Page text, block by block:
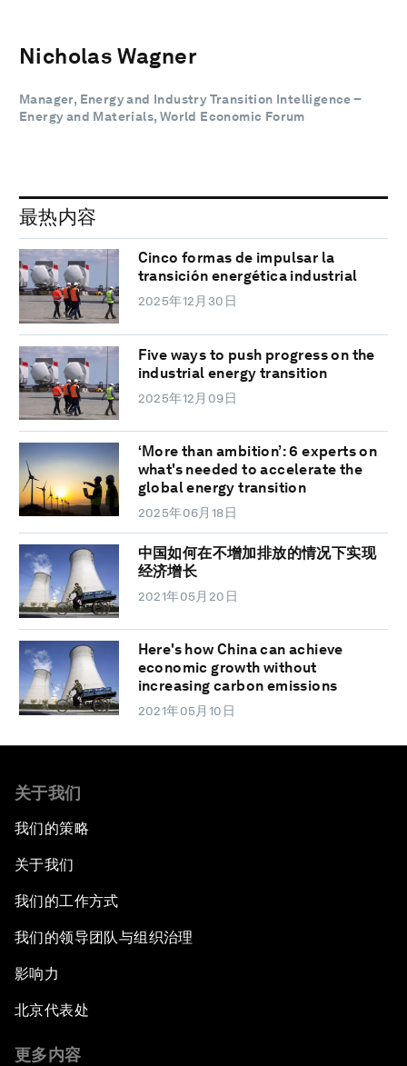
Nicholas Wagner
Manager, Energy and Industry Transition Intelligence –
Energy and Materials, World Economic Forum
最热内容
Cinco formas de impulsar la
transición energética industrial
2025年12月30日
Five ways to push progress on the
industrial energy transition
2025年12月09日
‘More than ambition’: 6 experts on
what's needed to accelerate the
global energy transition
2025年06月18日
中国如何在不增加排放的情况下实现
经济增长
2021年05月20日
Here's how China can achieve
economic growth without
increasing carbon emissions
2021年05月10日
关于我们
我们的策略
关于我们
我们的工作方式
我们的领导团队与组织治理
影响力
北京代表处
更多内容